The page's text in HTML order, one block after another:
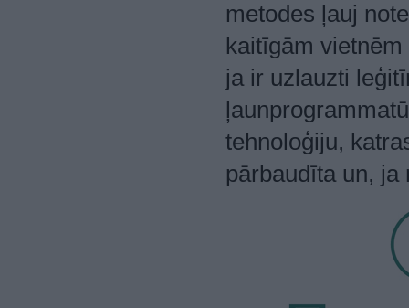
metodes ļauj
kaitīgām
ja ir uzlauzti
tehnoloģiju,
pārbaudīta un,